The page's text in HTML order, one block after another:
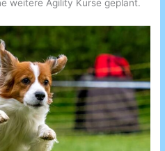
weitere Agility Kurse geplant.